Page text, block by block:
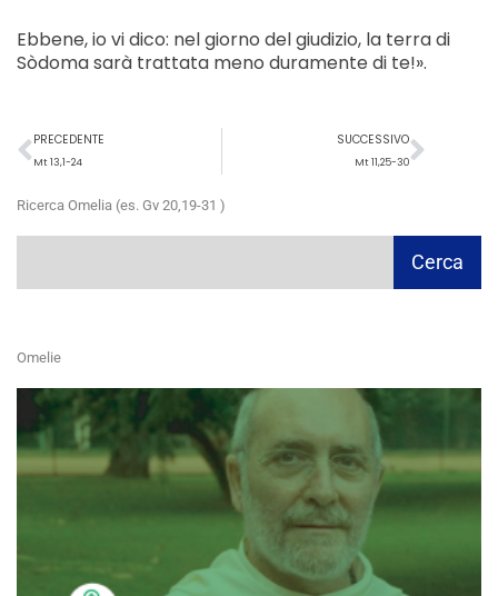
Ebbene, io vi dico: nel giorno del giudizio, la terra di
Sòdoma sarà trattata meno duramente di te!».
Precedente
PRECEDENTE
Mt 13,1-24
SUCCESSIVO
Mt 11,25-30
Ricerca Omelia (es. Gv 20,19-31 )
Cerca
Omelie